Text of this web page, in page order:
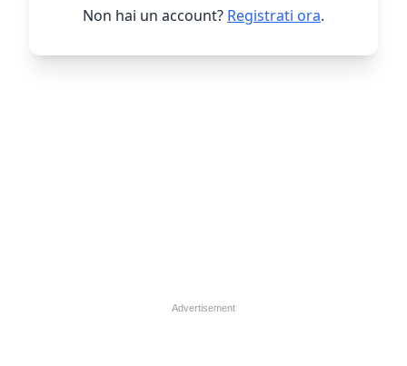
Non hai un account? Registrati ora.